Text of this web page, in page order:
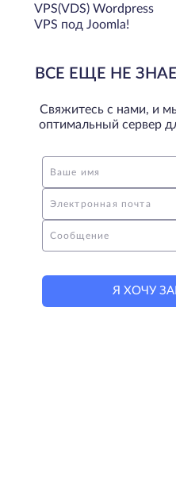
VPS(VDS) Wordpress
VPS под Joomla!
ВСЕ ЕЩЕ НЕ
Свяжитесь с нами, и
оптимальный сервер
Ваше имя
Электронная почта
Сообщение
Я ХОЧУ